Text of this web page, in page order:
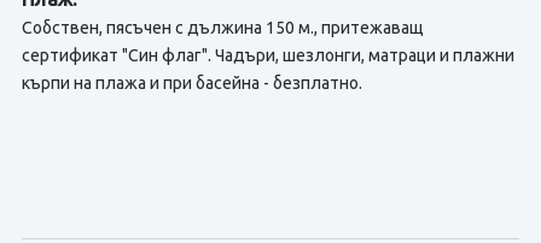
Собствен, пясъчен с дължина 150 м., притежаващ
сертификат "Син флаг". Чадъри, шезлонги, матраци и плажни
кърпи на плажа и при басейна - безплатно.